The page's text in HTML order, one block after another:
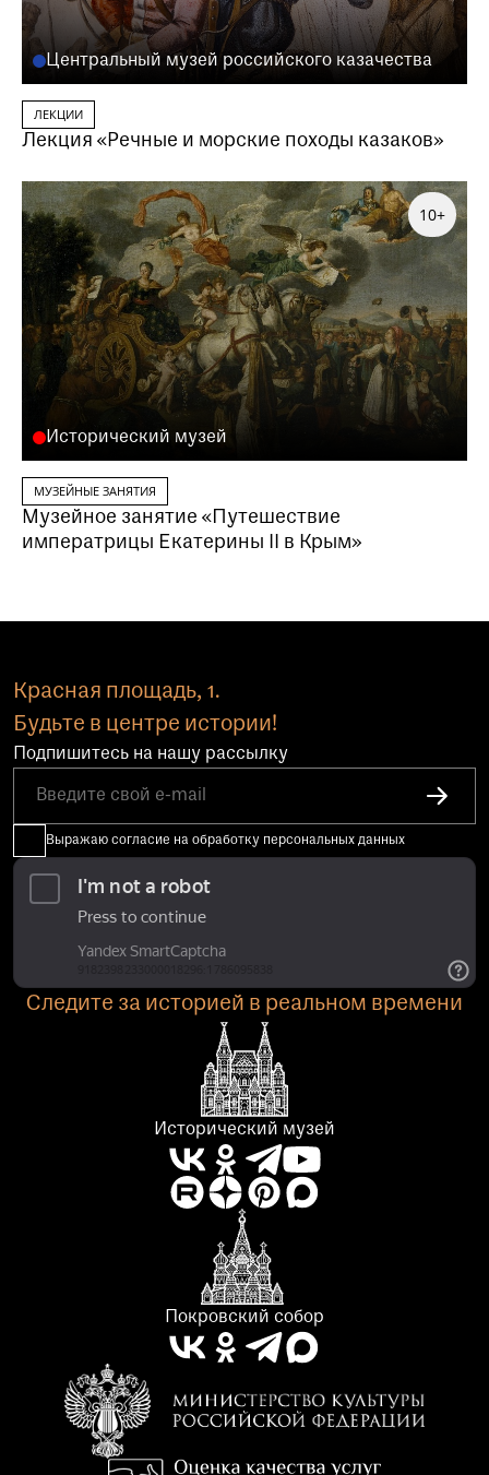
Центральный музей российского казачества
ЛЕКЦИИ
Лекция «Речные и морские походы казаков»
Исторический музей
10+
МУЗЕЙНЫЕ ЗАНЯТИЯ
Музейное занятие «Путешествие
императрицы Екатерины II в Крым»
Красная площадь, 1.
Будьте в центре истории!
Подпишитесь на нашу рассылку
Выражаю согласие на обработку персональных данных
Следите за историей в реальном времени
Исторический музей
Покровский собор